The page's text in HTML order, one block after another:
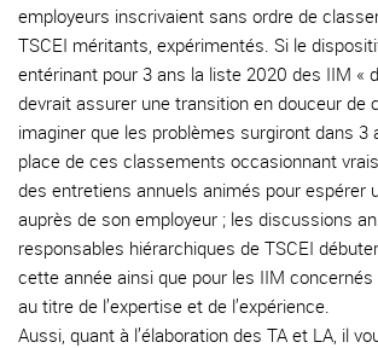
employeurs inscrivaient sans ordre de
TSCEI méritants, expérimentés. Si le
entérinant pour 3 ans la liste 2020 des IIM «
devrait assurer une transition en douceur de
imaginer que les problèmes surgiront dans 3
place de ces classements occasionnant
des entretiens annuels animés pour espérer
auprès de son employeur ; les discussions
responsables hiérarchiques de TSCEI
cette année ainsi que pour les IIM
au titre de l’expertise et de l’expérience.
Aussi, quant à l’élaboration des TA et LA, il